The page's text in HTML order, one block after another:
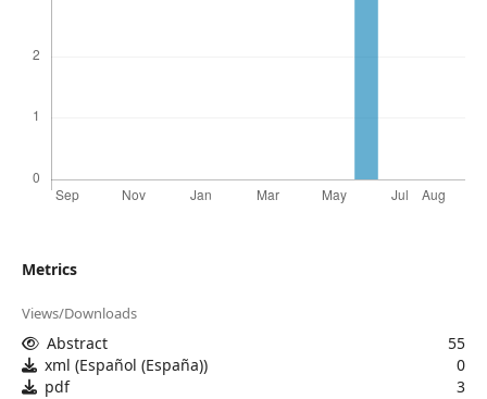
Metrics
Views/Downloads
Abstract
55
xml (Español (España))
0
pdf
3